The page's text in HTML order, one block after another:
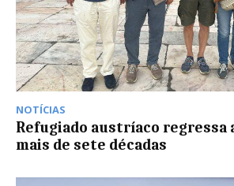
NOTÍCIAS
Refugiado austríaco regressa
mais de sete décadas